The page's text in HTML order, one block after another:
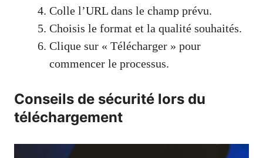
Colle l’URL dans le champ prévu.
Choisis le format et la qualité souhaités.
Clique sur « Télécharger » pour
commencer le processus.
Conseils de sécurité lors du
téléchargement